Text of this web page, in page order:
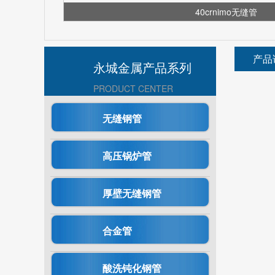
40crnimo无缝管
永城金属产品系列
PRODUCT CENTER
无缝钢管
高压锅炉管
厚壁无缝钢管
合金管
酸洗钝化钢管
产